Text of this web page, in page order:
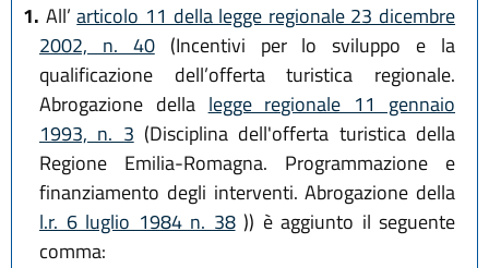
1. All’articolo 11 della legge regionale 23 dicembre
2002, n. 40(Incentivi per lo sviluppo e la
qualificazione dell’offerta turistica regionale.
Abrogazione della legge regionale 11 gennaio
1993, n. 3 (Disciplina dell'offerta turistica della
Regione Emilia-Romagna. Programmazione e
finanziamento degli interventi. Abrogazione della
l.r. 6 luglio 1984 n. 38)) è aggiunto il seguente
comma: